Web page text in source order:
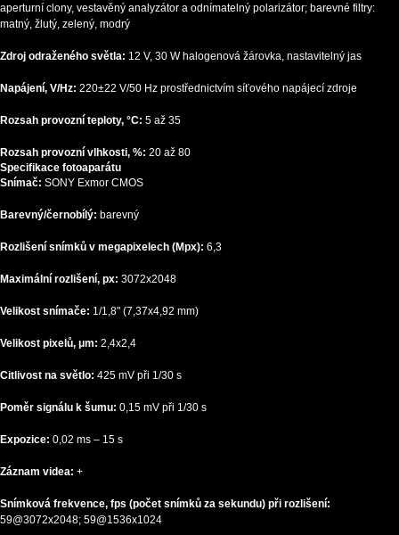
aperturní clony, vestavěný analyzátor a odnímatelný polarizátor; barevné filtry:
matný, žlutý, zelený, modrý
Zdroj odraženého světla: 12 V, 30 W halogenová žárovka, nastavitelný jas
Napájení, V/Hz: 220±22 V/50 Hz prostřednictvím síťového napájecí zdroje
Rozsah provozní teploty, °C: 5 až 35
Rozsah provozní vlhkosti, %: 20 až 80
Specifikace fotoaparátu
Snímač: SONY Exmor CMOS
Barevný/černobílý: barevný
Rozlišení snímků v megapixelech (Mpx): 6,3
Maximální rozlišení, px: 3072x2048
Velikost snímače: 1/1,8" (7,37x4,92 mm)
Velikost pixelů, μm: 2,4x2,4
Citlivost na světlo: 425 mV při 1/30 s
Poměr signálu k šumu: 0,15 mV při 1/30 s
Expozice: 0,02 ms – 15 s
Záznam videa: +
Snímková frekvence, fps (počet snímků za sekundu) při rozlišení:
59@3072x2048; 59@1536x1024